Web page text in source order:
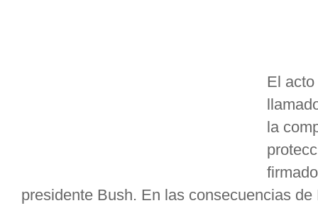
El
la
presidente Bush. En las consecuencias